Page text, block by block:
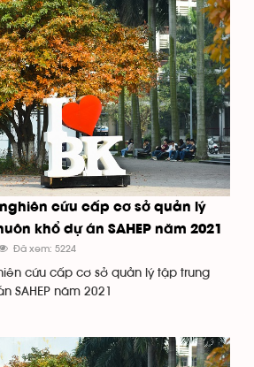
cứu cấp cơ sở quản lý
khổ dự án SAHEP năm 2021
Đã xem: 5224
cứu cấp cơ sở quản lý tập trung
SAHEP năm 2021